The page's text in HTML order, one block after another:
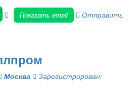
Показать email
Отправить
Москва
Зарегистрирован: